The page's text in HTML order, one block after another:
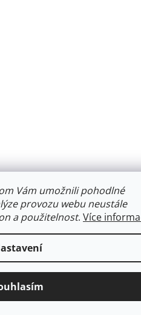
Vám umožnili pohodlné
provozu webu neustále
a použitelnost. Více